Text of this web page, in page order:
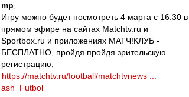
mp
Игру можно будет посмотреть 4 марта с 16:30 в
прямом эфире на сайтах Matchtv.ru и
Sportbox.ru и приложениях МATЧ!КЛУБ -
БЕСПЛАТНО, пройдя пройдя зрительскую
регистрацию,
https://matchtv.ru/football/matchtvnews ...
ash_Futbol